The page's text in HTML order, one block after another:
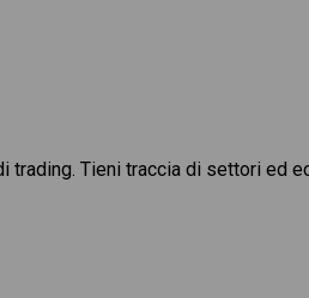
Tieni traccia di settori ed